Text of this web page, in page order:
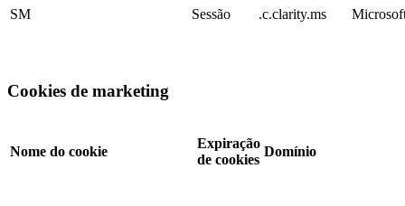
SM Sessão .c.clarity.ms
Cookies de marketing
Nome do cookie
Expiração
de cookies
Domínio